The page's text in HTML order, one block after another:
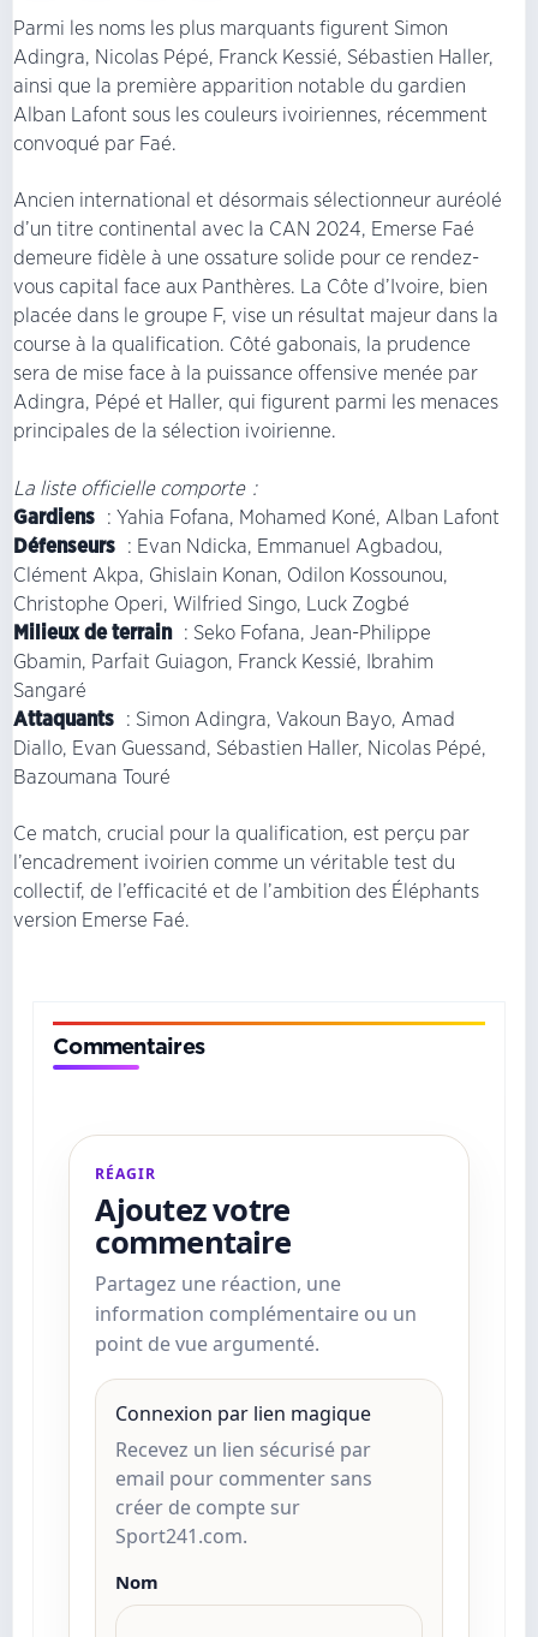
Parmi les noms les plus marquants figurent Simon
Adingra, Nicolas Pépé, Franck Kessié, Sébastien Haller,
ainsi que la première apparition notable du gardien
Alban Lafont sous les couleurs ivoiriennes, récemment
convoqué par Faé.
Ancien international et désormais sélectionneur auréolé
d’un titre continental avec la CAN 2024, Emerse Faé
demeure fidèle à une ossature solide pour ce rendez-
vous capital face aux Panthères. La Côte d’Ivoire, bien
placée dans le groupe F, vise un résultat majeur dans la
course à la qualification. Côté gabonais, la prudence
sera de mise face à la puissance offensive menée par
Adingra, Pépé et Haller, qui figurent parmi les menaces
principales de la sélection ivoirienne.
La liste officielle comporte :
Gardiens : Yahia Fofana, Mohamed Koné, Alban Lafont
Défenseurs : Evan Ndicka, Emmanuel Agbadou,
Clément Akpa, Ghislain Konan, Odilon Kossounou,
Christophe Operi, Wilfried Singo, Luck Zogbé
Milieux de terrain: Seko Fofana, Jean-Philippe
Gbamin, Parfait Guiagon, Franck Kessié, Ibrahim
Sangaré
Attaquants : Simon Adingra, Vakoun Bayo, Amad
Diallo, Evan Guessand, Sébastien Haller, Nicolas Pépé,
Bazoumana Touré
Ce match, crucial pour la qualification, est perçu par
l’encadrement ivoirien comme un véritable test du
collectif, de l’efficacité et de l’ambition des Éléphants
version Emerse Faé.
Commentaires
RÉAGIR
Ajoutez votre
commentaire
Partagez une réaction, une
information complémentaire ou un
point de vue argumenté.
Connexion par lien magique
Recevez un lien sécurisé par
email pour commenter sans
créer de compte sur
Sport241.com.
Nom